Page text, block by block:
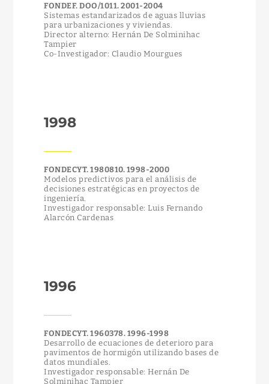
FONDEF. DOO/1011. 2001-2004
Sistemas estandarizados de aguas lluvias
para urbanizaciones y viviendas.
Director alterno: Hernán De Solminihac
Tampier
Co-Investigador: Claudio Mourgues
1998
FONDECYT. 1980810. 1998-2000
Modelos predictivos para el análisis de
decisiones estratégicas en proyectos de
ingeniería.
Investigador responsable: Luis Fernando
Alarcón Cardenas
1996
FONDECYT. 1960378. 1996-1998
Desarrollo de ecuaciones de deterioro para
pavimentos de hormigón utilizando bases de
datos mundiales.
Investigador responsable: Hernán De
Solminihac Tampier